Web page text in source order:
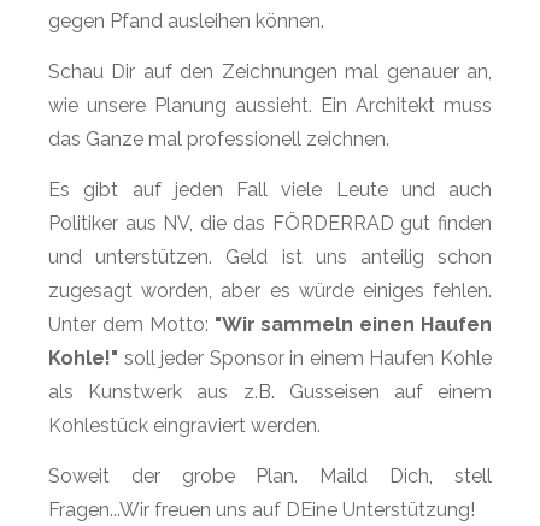
gegen Pfand ausleihen können.
Schau Dir auf den Zeichnungen mal genauer an,
wie unsere Planung aussieht. Ein Architekt muss
das Ganze mal professionell zeichnen.
Es gibt auf jeden Fall viele Leute und auch
Politiker aus NV, die das FÖRDERRAD gut finden
und unterstützen. Geld ist uns anteilig schon
zugesagt worden, aber es würde einiges fehlen.
Unter dem Motto: "Wir sammeln einen Haufen
Kohle!" soll jeder Sponsor in einem Haufen Kohle
als Kunstwerk aus z.B. Gusseisen auf einem
Kohlestück eingraviert werden.
Soweit der grobe Plan. Maild Dich, stell
Fragen...Wir freuen uns auf DEine Unterstützung!